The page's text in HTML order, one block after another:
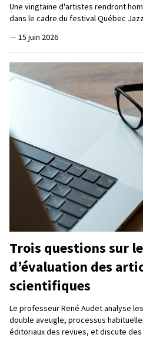
Une vingtaine d'artistes rendront
dans le cadre du festival Québec
— 15 juin 2026
Trois questions sur
d’évaluation des
scientifiques
Le professeur René Audet analyse
double aveugle, processus
éditoriaux des revues, et discute